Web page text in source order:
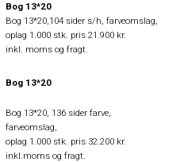
Bog 13*20
Bog 13*20,104 sider s/h, farveomslag,
oplag 1.000 stk. pris 21.900 kr.
inkl. moms og fragt.
Bog 13*20
Bog 13*20, 136 sider farve,
farveomslag,
oplag 1.000 stk. pris 32.200 kr.
inkl.moms og fragt.